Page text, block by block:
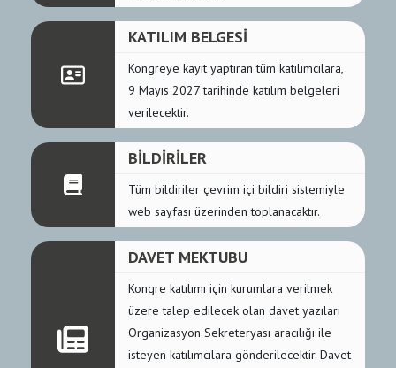
KATILIM BELGESİ
Kongreye kayıt yaptıran tüm katılımcılara,
9 Mayıs 2027 tarihinde katılım belgeleri
verilecektir.
BİLDİRİLER
Tüm bildiriler çevrim içi bildiri sistemiyle
web sayfası üzerinden toplanacaktır.
DAVET MEKTUBU
Kongre katılımı için kurumlara verilmek
üzere talep edilecek olan davet yazıları
Organizasyon Sekreteryası aracılığı ile
isteyen katılımcılara gönderilecektir. Davet